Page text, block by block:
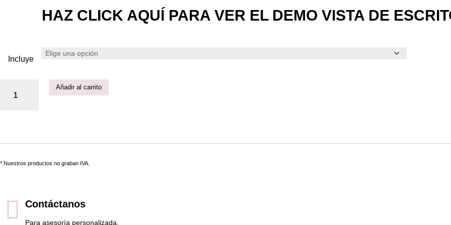
HAZ CLICK AQUÍ PARA VER EL DEMO VISTA DE
Incluye
Añadir al carrito
* Nuestros productos no graban IVA.
Contáctanos
Para asesoría personalizada.